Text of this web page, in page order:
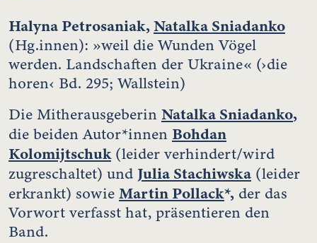
Halyna Petrosaniak,Natalka Sniadanko
(Hg.innen): »weil die Wunden Vögel
werden. Landschaften der Ukraine« (›die
horen‹ Bd. 295; Wallstein)
Die Mitherausgeberin Natalka Sniadanko,
die beiden Autor*innen Bohdan
Kolomijtschuk(leider verhindert/wird
zugreschaltet) und Julia Stachiwska (leider
erkrankt) sowie Martin Pollack*, der das
Vorwort verfasst hat, präsentieren den
Band.